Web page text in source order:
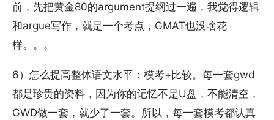
前，先把黄金80的argument提纲过一遍，我觉得逻辑
和argue写作，就是一个考点，GMAT也没啥花
样。。。
6）怎么提高整体语文水平：模考+比较。每一套gwd
都是珍贵的资料，因为你的记忆不是U盘，不能清空，
GWD做一套，就少了一套。所以，每一套模考都认真